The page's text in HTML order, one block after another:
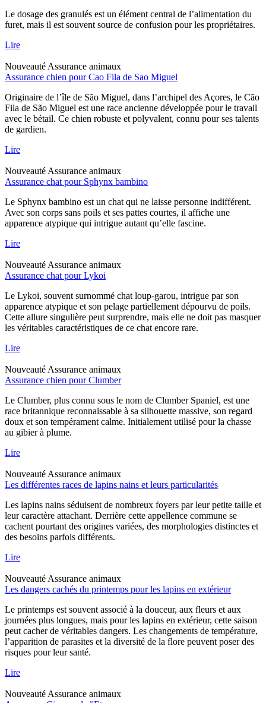
Le dosage des granulés est un élément central de l’alimentation du
furet, mais il est souvent source de confusion pour les propriétaires.
Lire
Nouveauté Assurance animaux
Assurance chien pour Cao Fila de Sao Miguel
Originaire de l’île de São Miguel, dans l’archipel des Açores, le Cão
Fila de São Miguel est une race ancienne développée pour le travail
avec le bétail. Ce chien robuste et polyvalent, connu pour ses talents
de gardien.
Lire
Nouveauté Assurance animaux
Assurance chat pour Sphynx bambino
Le Sphynx bambino est un chat qui ne laisse personne indifférent.
Avec son corps sans poils et ses pattes courtes, il affiche une
apparence atypique qui intrigue autant qu’elle fascine.
Lire
Nouveauté Assurance animaux
Assurance chat pour Lykoi
Le Lykoi, souvent surnommé chat loup-garou, intrigue par son
apparence atypique et son pelage partiellement dépourvu de poils.
Cette allure singulière peut surprendre, mais elle ne doit pas masquer
les véritables caractéristiques de ce chat encore rare.
Lire
Nouveauté Assurance animaux
Assurance chien pour Clumber
Le Clumber, plus connu sous le nom de Clumber Spaniel, est une
race britannique reconnaissable à sa silhouette massive, son regard
doux et son tempérament calme. Initialement utilisé pour la chasse
au gibier à plume.
Lire
Nouveauté Assurance animaux
Les différentes races de lapins nains et leurs particularités
Les lapins nains séduisent de nombreux foyers par leur petite taille et
leur caractère attachant. Derrière cette appellence commune se
cachent pourtant des origines variées, des morphologies distinctes et
des besoins parfois différents.
Lire
Nouveauté Assurance animaux
Les dangers cachés du printemps pour les lapins en extérieur
Le printemps est souvent associé à la douceur, aux fleurs et aux
journées plus longues, mais pour les lapins en extérieur, cette saison
peut cacher de véritables dangers. Les changements de température,
l’apparition de parasites et la diversité de la flore peuvent poser des
risques pour leur santé.
Lire
Nouveauté Assurance animaux